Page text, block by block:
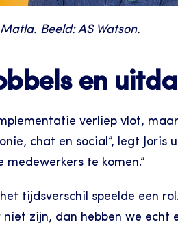
Matla. Beeld: AS Watson.
en
verliep vlot,
chat en social”, legt
medewerkers te komen.”
tijdsverschil speelde een
niet zijn, dan hebben we echt